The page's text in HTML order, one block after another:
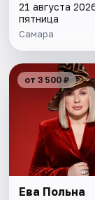
21 августа
пятница
Самара
от 3 500 ₽
Ева Польна